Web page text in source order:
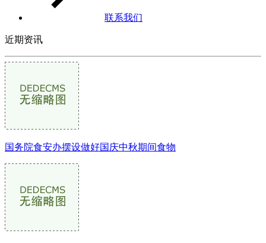
联系我们
近期资讯
国务院食安办摆设做好国庆中秋期间食物